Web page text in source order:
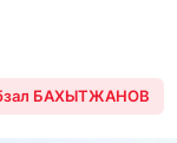
БАХЫТЖАНОВ